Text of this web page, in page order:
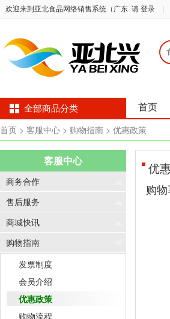
欢迎来到亚北食品网络销售系统（广东 请 登录
全部商品分类 首页
首页 > 客服中心 > 购物指南 > 优惠政策
客服中心
商务合作
售后服务
商城快讯
购物指南
发票制度
会员介绍
优惠政策
购物流程
优
购